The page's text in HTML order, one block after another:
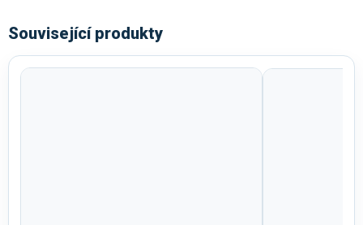
Související produkty